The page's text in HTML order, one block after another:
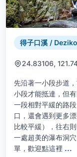
得子口溪 /
24.83106,
先沿著一小段步道
小段才能抵達，但
一段相對平緩的路
口，還會遇到更多
比較平緩），往右
一處超美的瀑布洞
單，歡迎點這裡 ...